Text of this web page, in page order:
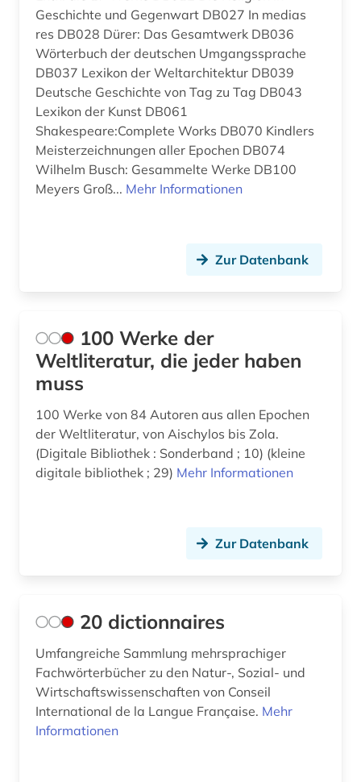
biografie (11)
biographie (10)
biowissenschaften (1)
blaise (1)
boccaccio (1)
bonaparte (familie) (1)
briefwechsel (1)
british national corpus (1)
buch (1)
bündnerromanisch (1)
geistlicher; dramatiker; librettist; lyriker;
charles (1809-1882) (1)
chemie (5)
chinesisch (3)
Rumänien (5)
Russland, Sowjetunion (1)
Schweden (1)
Schweiz (8)
Slowakei (1)
Spanien (52)
Vatikanstadt (1)
Geschichte und Gegenwart DB027 In medias
res DB028 Dürer: Das Gesamtwerk DB036
Wörterbuch der deutschen Umgangssprache
DB037 Lexikon der Weltarchitektur DB039
Deutsche Geschichte von Tag zu Tag DB043
Lexikon der Kunst DB061
Shakespeare:Complete Works DB070 Kindlers
Meisterzeichnungen aller Epochen DB074
Wilhelm Busch: Gesammelte Werke DB100
Meyers Groß... Mehr Informationen
Zur Datenbank
100 Werke der
Weltliteratur, die jeder haben
muss
100 Werke von 84 Autoren aus allen Epochen
der Weltliteratur, von Aischylos bis Zola.
(Digitale Bibliothek : Sonderband ; 10) (kleine
digitale bibliothek ; 29) Mehr Informationen
Zur Datenbank
20 dictionnaires
Umfangreiche Sammlung mehrsprachiger
Fachwörterbücher zu den Natur-, Sozial- und
Wirtschaftswissenschaften von Conseil
International de la Langue Française. Mehr
Informationen